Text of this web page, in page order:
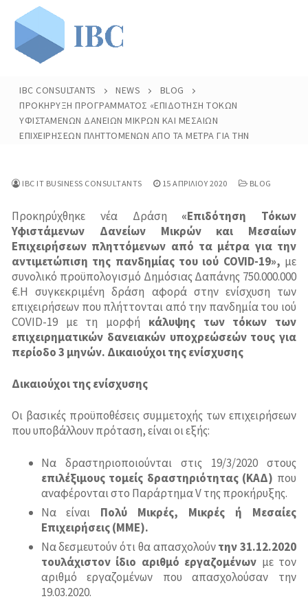
Μετάβαση
στο
περιεχόμενο
Αρχική
Ανθρώπινο Δυναμικό
Οργανόγραμμα
Αποστολή Βιογραφικού
Επιδοτήσεις Επενδυτικών Προγραμμάτων
Τρέχουσες Επιδοτήσεις
Παλαιότερες Επιδοτήσεις
Ευρωπαϊκά Προγράμματα
Συστήματα Διαχείρισης
Σύστημα Διαχείρισης Ποιότητας-ISO 9001
Σύστημα Διαχείρισης Ποιότητας-ISO 9001
Σεμινάρια
Σύστημα Περιβαλλοντικής Διαχείρισης-ISO 14001
Διακριβώσεων-ISO 17025
Σύστημα Υγιεινής και Ασφάλειας Εργασίας-OHSAS
18001
Σύστημα Υγιεινής και Ασφάλειας Τροφίμων-ISO
22000 (HACCP)
ISO 20000 (ITSM)
ISO 37001:2016 Συστήματα Διαχείρισης κατά της
Δωροδοκίας
Σύστημα Διαχείρισης Ασφάλειας Πληροφοριών
(ISMS) -ISO 27001
Υπηρεσίες Εναρμόνισης με τις Απαιτήσεις του Νέου
Ευρωπαϊκού Κανονισμού GDPR 2016/679
Μελέτες
Business Process Re-engineering
Στρατηγικός Σχεδιασμός-Επιχειρηματικά Σχέδια
Αξιολόγησης
Μελέτες Σκοπιμότητας και Βιωσιμότητας
Κλαδικές Μελέτες
Έρευνα Αγοράς
Πελάτες
Δημόσιος Τομέας
Ιδιωτικός Τομέας
Τα Νέα Μας
Άρθρα
Προϊόντα
Process
Market Campaign
Επικοινωνία
IBC CONSULTANTS NEWS
BLOG
ΠΡΟΚΉΡΥΞΗ ΠΡΟΓΡΆΜΜΑΤΟΣ «ΕΠΙΔΌΤΗΣΗ ΤΌΚΩΝ
ΥΦΙΣΤΆΜΕΝΩΝ ΔΑΝΕΊΩΝ ΜΙΚΡΏΝ ΚΑΙ ΜΕΣΑΊΩΝ
ΕΠΙΧΕΙΡΉΣΕΩΝ ΠΛΗΤΤΌΜΕΝΩΝ ΑΠΌ ΤΑ ΜΈΤΡΑ ΓΙΑ ΤΗΝ
IBC IT BUSINESS CONSULTANTS 15 ΑΠΡΙΛΊΟΥ 2020 BLOG
Προκηρύχθηκε νέα Δράση «Επιδότηση Τόκων
Υφιστάμενων Δανείων Μικρών και Μεσαίων
Επιχειρήσεων πληττόμενων από τα μέτρα για την
αντιμετώπιση της πανδημίας του ιού COVID-19», με
συνολικό προϋπολογισμό Δημόσιας Δαπάνης 750.000.000
€.Η συγκεκριμένη δράση αφορά στην ενίσχυση των
επιχειρήσεων που πλήττονται από την πανδημία του ιού
COVID-19 με τη μορφή κάλυψης των τόκων των
επιχειρηματικών δανειακών υποχρεώσεών τους για
περίοδο 3 μηνών. Δικαιούχοι της ενίσχυσης
Δικαιούχοι της ενίσχυσης
Οι βασικές προϋποθέσεις συμμετοχής των επιχειρήσεων
που υποβάλλουν πρόταση, είναι οι εξής:
Να δραστηριοποιούνται στις 19/3/2020 στους
επιλέξιμους τομείς δραστηριότητας (ΚΑΔ) που
αναφέρονται στο Παράρτημα V της προκήρυξης.
Να είναι Πολύ Μικρές, Μικρές ή Μεσαίες
Επιχειρήσεις (ΜΜΕ).
Να δεσμευτούν ότι θα απασχολούντην 31.12.2020
τουλάχιστον ίδιο αριθμό εργαζομένων με τον
αριθμό εργαζομένων που απασχολούσαν την
19.03.2020.